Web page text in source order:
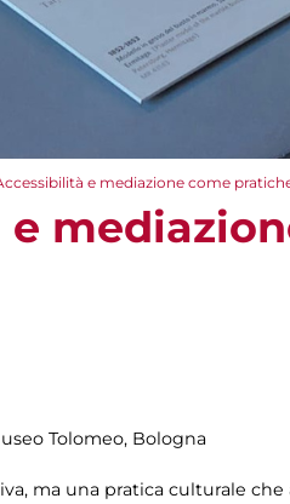
e mediazione come
Tolomeo, Bologna
ma una pratica culturale